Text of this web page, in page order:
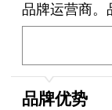
品牌运营商。
速辐射全国
机构合作，设
有5条国际标
品牌优势